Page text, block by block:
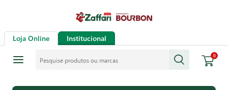
Loja Online Institucional
0